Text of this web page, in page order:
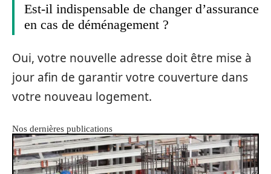
Est-il indispensable de changer d’assurance
en cas de déménagement ?
Oui, votre nouvelle adresse doit être mise à
jour afin de garantir votre couverture dans
votre nouveau logement.
Nos dernières publications